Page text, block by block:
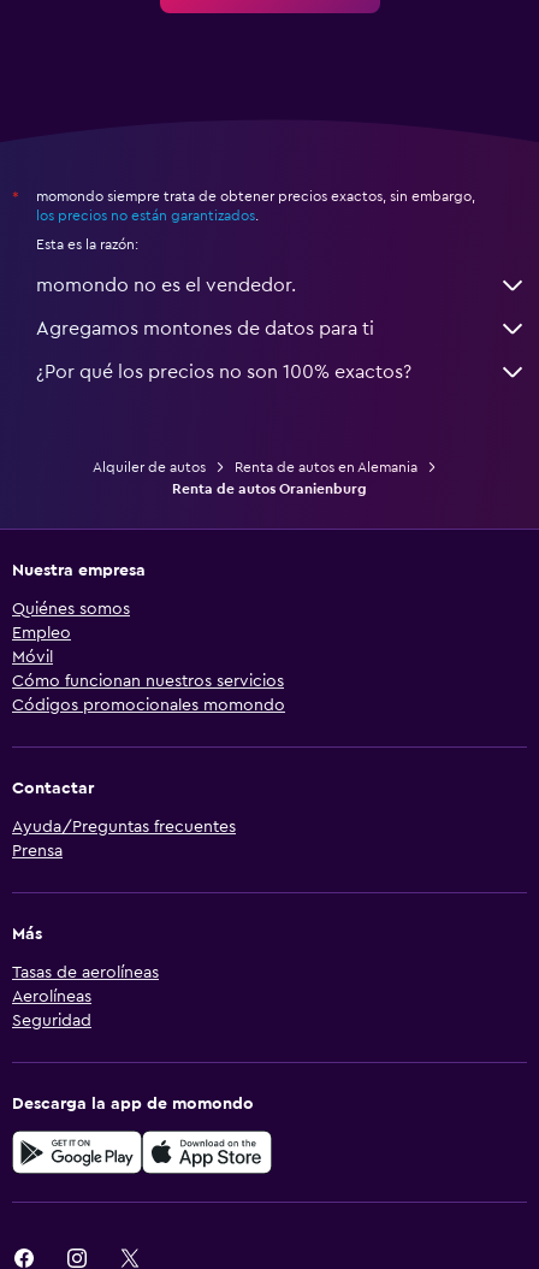
*
momondo siempre trata de obtener precios exactos, sin embargo,
los precios no están garantizados.
Esta es la razón:
momondo no es el vendedor.
Agregamos montones de datos para ti
¿Por qué los precios no son 100% exactos?
Alquiler de autos
Renta de autos en Alemania
Renta de autos Oranienburg
Nuestra empresa
Quiénes somos
Empleo
Móvil
Cómo funcionan nuestros servicios
Códigos promocionales momondo
Contactar
Ayuda/Preguntas frecuentes
Prensa
Más
Tasas de aerolíneas
Aerolíneas
Seguridad
Descarga la app de momondo